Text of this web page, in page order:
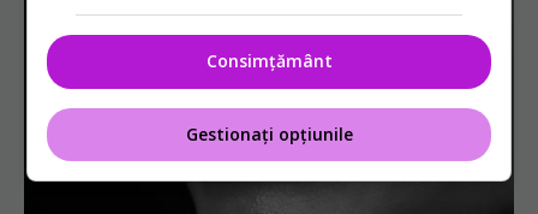
Consimțământ
Gestionați opțiunile